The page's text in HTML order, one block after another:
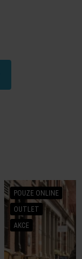
POUZE ONLINE
OUTLET
AKCE